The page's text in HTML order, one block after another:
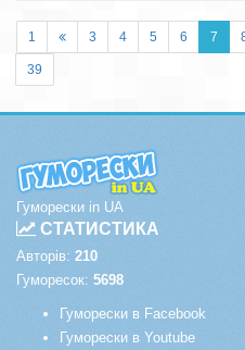
1 3 4 5 6 7
39
Гуморески in UA
СТАТИСТИКА
Авторів: 210
Гуморесок: 5698
Гуморески в Facebook
Гуморески в Youtube